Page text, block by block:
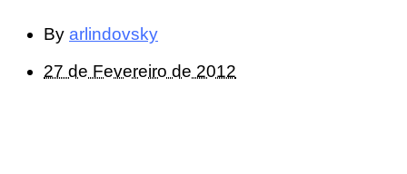
By arlindovsky
27 de Fevereiro de 2012